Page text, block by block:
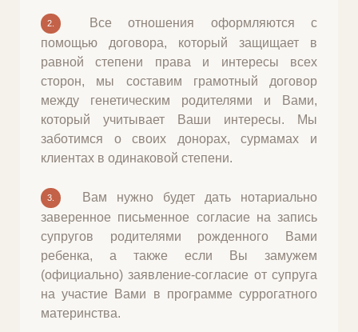
в однокомнатной, или по две сурмамы в 2-х
комнатной квартире, у нас нет цыганского
табора.
Помните, мы не берем проценты от вашей
компенсации, то что вы напишите в анкете то
и будет опубликовано на сайте, а также
выплаты вам идут напрямую от семьи, мы не
плочаем ваши выплаты, мы стараемся быть
вами, так и с био родителями, мы доверяем
вам, а вы в свою очередь доверяйте нам,
будьте уверены - мы понимаем какую
большую работу вы делаете.
Примерный подсчет суммы которую вы
получите: финальная компенсация 13,000-
17,000$ + 400 USD ежемесячно + 400 USD на
3-м месяце на одежду для беременных,
2.
Все отношения оформляются с
помощью договора, который защищает в
равной степени права и интересы всех
сторон, мы составим грамотный договор
между генетическим родителями и Вами,
который учитывает Ваши интересы. Мы
заботимся о своих донорах, сурмамах и
клиентах в одинаковой степени.
3.
Вам нужно будет дать нотариально
заверенное письменное согласие на запись
супругов родителями рожденного Вами
ребенка, а также если Вы замужем
(официально) заявление-согласие от супруга
на участие Вами в программе суррогатного
материнства.